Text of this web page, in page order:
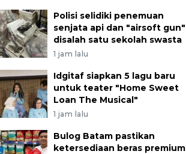
Polisi selidiki penemuan
senjata api dan "airsoft gun"
disalah satu sekolah swasta
1 jam lalu
Idgitaf siapkan 5 lagu baru
untuk teater "Home Sweet
Loan The Musical"
1 jam lalu
Bulog Batam pastikan
ketersediaan beras premium